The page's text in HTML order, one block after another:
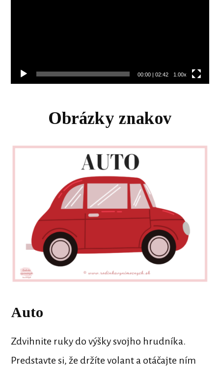
00:00| 02:42 1.00x
Obrázky znakov
Auto
Zdvihnite ruky do výšky svojho hrudníka.
Predstavte si, že držíte volant a otáčajte ním